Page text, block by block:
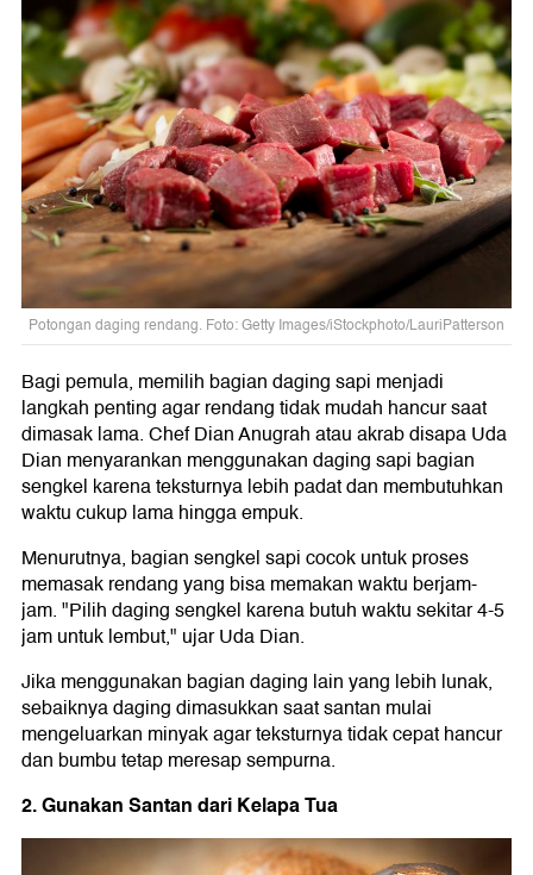
Potongan daging rendang. Foto: Getty Images/iStockphoto/LauriPatterson
Bagi pemula, memilih bagian daging sapi menjadi
langkah penting agar rendang tidak mudah hancur saat
dimasak lama. Chef Dian Anugrah atau akrab disapa Uda
Dian menyarankan menggunakan daging sapi bagian
sengkel karena teksturnya lebih padat dan membutuhkan
waktu cukup lama hingga empuk.
Menurutnya, bagian sengkel sapi cocok untuk proses
memasak rendang yang bisa memakan waktu berjam-
jam. "Pilih daging sengkel karena butuh waktu sekitar 4-5
jam untuk lembut," ujar Uda Dian.
Jika menggunakan bagian daging lain yang lebih lunak,
sebaiknya daging dimasukkan saat santan mulai
mengeluarkan minyak agar teksturnya tidak cepat hancur
dan bumbu tetap meresap sempurna.
2. Gunakan Santan dari Kelapa Tua